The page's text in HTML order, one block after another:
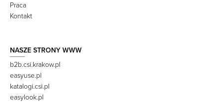
Praca
Kontakt
NASZE STRONY WWW
b2b.csi.krakow.pl
easyuse.pl
katalogi.csi.pl
easylook.pl